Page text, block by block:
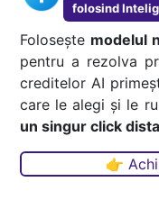
folosind
Folosește modelul
pentru a rezolva
creditelor AI
care le alegi și le
un singur click
👉